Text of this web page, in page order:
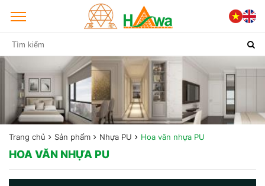
Trang chủ Sản phẩm Nhựa PU Hoa văn nhựa PU
HOA VĂN NHỰA PU